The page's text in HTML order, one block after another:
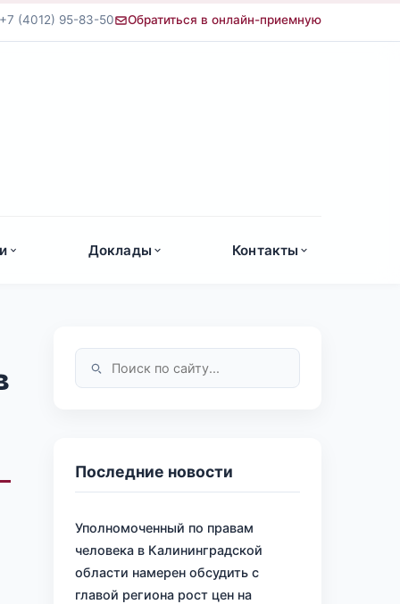
(4012) 95-83-50 Обратиться в онлайн-приемную
Доклады Контакты
Последние новости
Уполномоченный по правам
человека в Калининградской
области намерен обсудить с
главой региона рост цен на